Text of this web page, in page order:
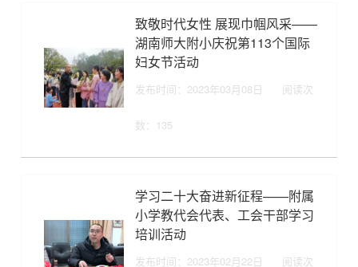
致敬时代女性 展现巾帼风采——
湖南师大附小庆祝第113个国际
妇女节活动
发布时间：2023年03月08日 阅读次
数： 135
学习二十大奋进新征程——附属
小学教代会代表、工会干部学习
培训活动
发布时间：2023年02月22日 阅读次